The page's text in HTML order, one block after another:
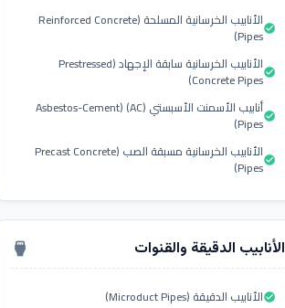
الأنابيب الخرسانية المسلحة (Reinforced Concrete
Pipes)check_circle
الأنابيب الخرسانية سابقة الإجهاد (Prestressed
Concrete Pipes)check_circle
أنابيب الأسمنت الأسبستي (AC) (Asbestos-Cement
Pipes)check_circle
الأنابيب الخرسانية مسبقة الصب (Precast Concrete
Pipes)check_circle
الأنابيب الدقيقة والقنوات settings_input_hdmi
الأنابيب الدقيقة (Microduct Pipes)check_circle